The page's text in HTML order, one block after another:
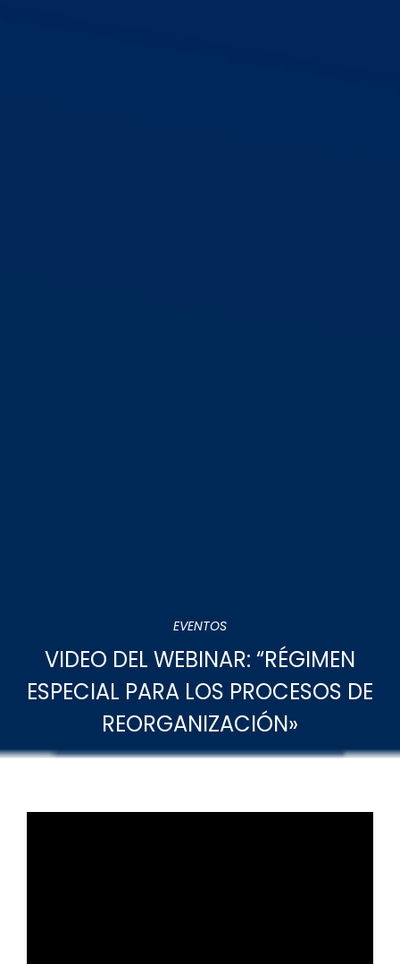
EVENTOS
VIDEO DEL WEBINAR: “RÉGIMEN
ESPECIAL PARA LOS PROCESOS DE
REORGANIZACIÓN»